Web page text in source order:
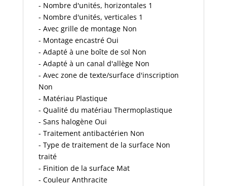
- Nombre d'unités, horizontales 1
- Nombre d'unités, verticales 1
- Avec grille de montage Non
- Montage encastré Oui
- Adapté à une boîte de sol Non
- Adapté à un canal d'allège Non
- Avec zone de texte/surface d'inscription
Non
- Matériau Plastique
- Qualité du matériau Thermoplastique
- Sans halogène Oui
- Traitement antibactérien Non
- Type de traitement de la surface Non
traité
- Finition de la surface Mat
- Couleur Anthracite